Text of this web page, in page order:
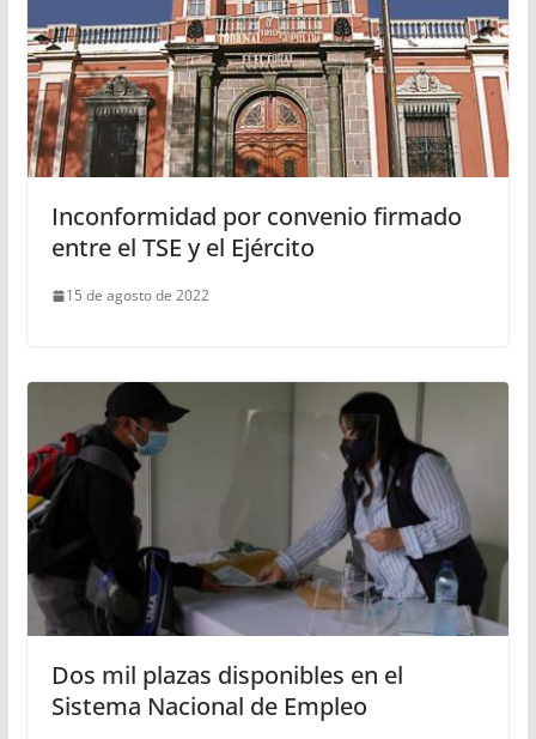
Inconformidad por convenio firmado
entre el TSE y el Ejército
15 de agosto de 2022
Dos mil plazas disponibles en el
Sistema Nacional de Empleo